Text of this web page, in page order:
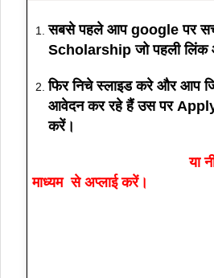
सबसे पहले आप google पर
Scholarship जो पहली
फिर निचे स्लाइड करे और आप
आवेदन कर रहे हैं उस पर
करें।
या
माध्यम से अप्लाई करें।